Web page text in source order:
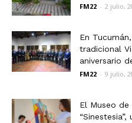
FM22 - 2 julio,
En
tradicional
aniversario
FM22 - 9 julio,
El Museo de